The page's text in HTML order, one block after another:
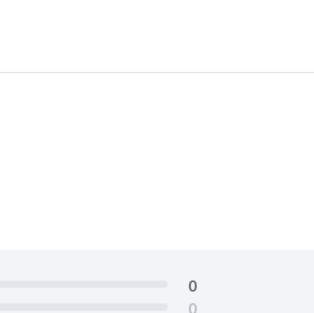
0
0